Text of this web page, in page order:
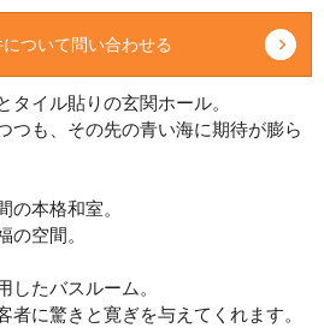
ついて問い合わせる
イル貼りの玄関ホール。
つも、その先の青い海に期待が膨ら
本格和室。
空間。
たバスルーム。
に驚きと寛ぎを与えてくれます。